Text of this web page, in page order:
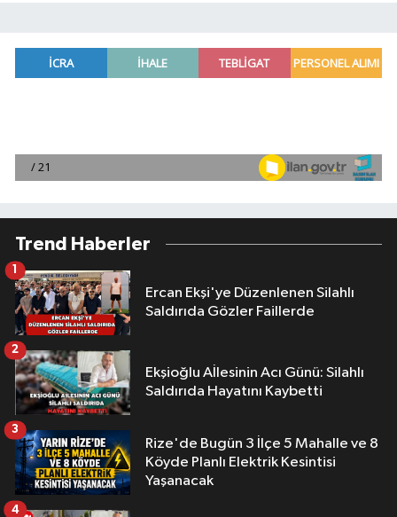
Trend Haberler
Ercan Ekşi'ye Düzenlenen Silahlı
Saldırıda Gözler Faillerde
1
Ekşioğlu Aİlesinin Acı Günü: Silahlı
Saldırıda Hayatını Kaybetti
2
Rize'de Bugün 3 İlçe 5 Mahalle ve 8
Köyde Planlı Elektrik Kesintisi
Yaşanacak
3
4